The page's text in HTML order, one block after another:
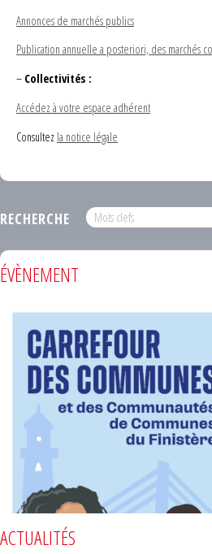
Annonces de marchés publics
Publication annuelle a posteriori, des marchés
– Collectivités :
Accédez à votre espace adhérent
Consultez la notice légale
RECHERCHE
ÉVÈNEMENT
ACTUALITÉS